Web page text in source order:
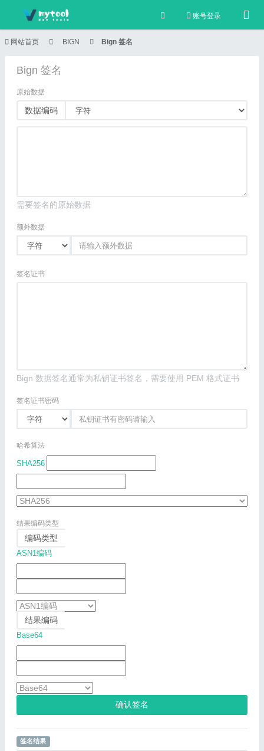
账号登录
网站首页 BIGN Bign 签名
Bign 签名
原始数据
数据编码
需要签名的原始数据
额外数据
签名证书
Bign 数据签名通常为私钥证书签名，需要使用 PEM 格式证书
签名证书密码
哈希算法
SHA256
结果编码类型
编码类型
ASN1编码
结果编码
Base64
确认签名
签名结果